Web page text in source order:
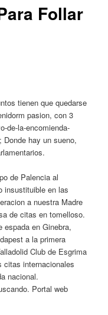
Follar
tienen que quedarse
pasion, con 3
de-la-encomienda-
hay un sueno,
de Palencia al
insustituible en las
a nuestra Madre
de citas en tomelloso.
espada en Ginebra,
a la primera
Club de Esgrima
citas internacionales
nacional.
Portal web